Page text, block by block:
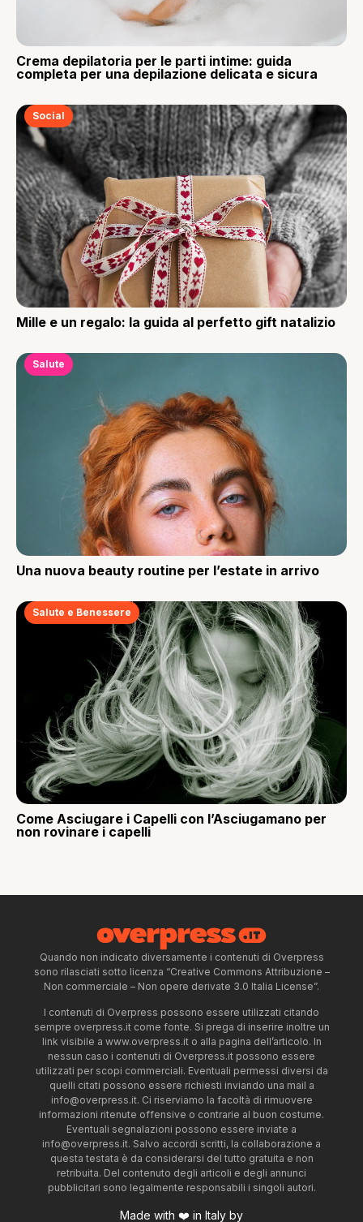
Crema depilatoria per le parti intime: guida
completa per una depilazione delicata e sicura
Social
Mille e un regalo: la guida al perfetto gift natalizio
Salute
Una nuova beauty routine per l’estate in arrivo
Salute e Benessere
Come Asciugare i Capelli con l’Asciugamano per
non rovinare i capelli
Quando non indicato diversamente i contenuti di Overpress
sono rilasciati sotto licenza “Creative Commons Attribuzione –
Non commerciale – Non opere derivate 3.0 Italia License”.
I contenuti di Overpress possono essere utilizzati citando
sempre overpress.it come fonte. Si prega di inserire inoltre un
link visibile a www.overpress.it o alla pagina dell’articolo. In
nessun caso i contenuti di Overpress.it possono essere
utilizzati per scopi commerciali. Eventuali permessi diversi da
quelli citati possono essere richiesti inviando una mail a
info@overpress.it. Ci riserviamo la facoltà di rimuovere
informazioni ritenute offensive o contrarie al buon costume.
Eventuali segnalazioni possono essere inviate a
info@overpress.it. Salvo accordi scritti, la collaborazione a
questa testata è da considerarsi del tutto gratuita e non
retribuita. Del contenuto degli articoli e degli annunci
pubblicitari sono legalmente responsabili i singoli autori.
Made with ❤️ in Italy by